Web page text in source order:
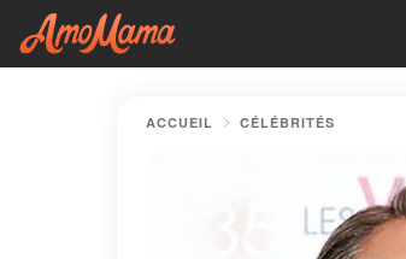
ACCUEIL CÉLÉBRITÉS